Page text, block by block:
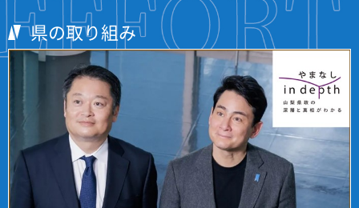
県の取り組み